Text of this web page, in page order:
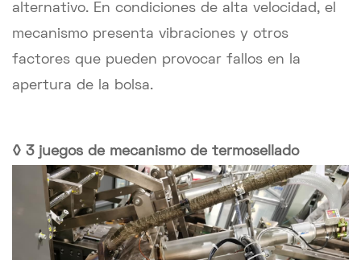
alternativo. En condiciones de alta velocidad, el
mecanismo presenta vibraciones y otros
factores que pueden provocar fallos en la
apertura de la bolsa.
◊ 3 juegos de mecanismo de termosellado